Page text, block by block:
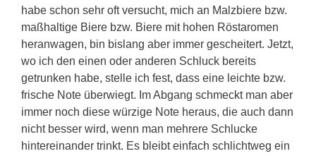
habe schon sehr oft versucht, mich an Malzbiere bzw.
maßhaltige Biere bzw. Biere mit hohen Röstaromen
heranwagen, bin bislang aber immer gescheitert. Jetzt,
wo ich den einen oder anderen Schluck bereits
getrunken habe, stelle ich fest, dass eine leichte bzw.
frische Note überwiegt. Im Abgang schmeckt man aber
immer noch diese würzige Note heraus, die auch dann
nicht besser wird, wenn man mehrere Schlucke
hintereinander trinkt. Es bleibt einfach schlichtweg ein